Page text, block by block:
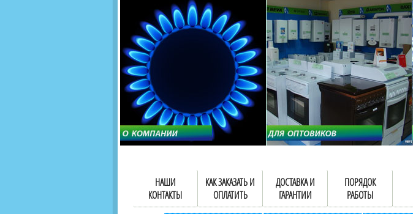
Мы продаем газовые котлы
для отопления,
водонагреватели, счетчики
газа с доставкой по городам
России и Казахстана
НАШИ
КОНТАКТЫ
КАК ЗАКАЗАТЬ И
ОПЛАТИТЬ
ДОСТАВКА И
ГАРАНТИИ
ПОРЯДОК
РАБОТЫ